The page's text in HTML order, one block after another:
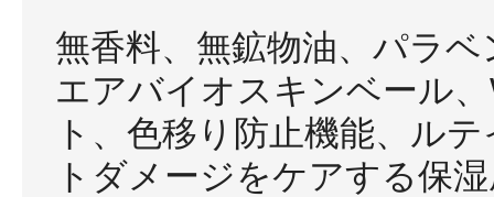
無香料、無鉱物油、パラ
エアバイオスキンベール
ト、色移り防止機能、ル
トダメージをケアする保